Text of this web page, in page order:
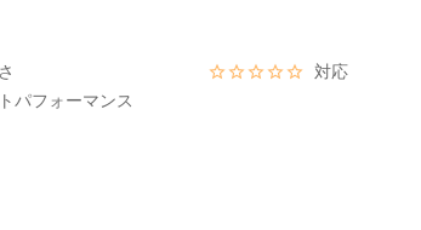
対応
パフォーマンス